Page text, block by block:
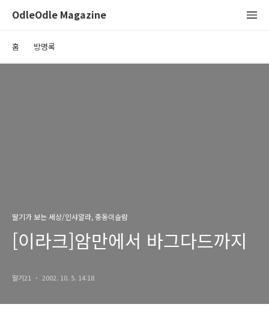
OdleOdle Magazine
홈 방명록
딸기가 보는 세상/인샤알라, 중동이슬람
[이라크]암만에서 바그다드까지
딸기21 2002. 10. 5. 14:18